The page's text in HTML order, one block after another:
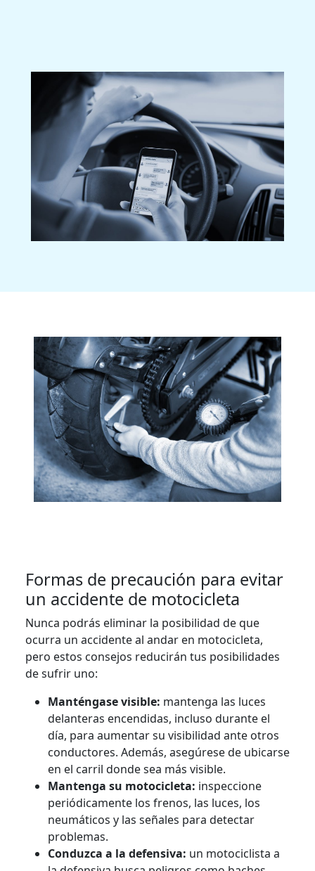
Formas de precaución para evitar
un accidente de motocicleta
Nunca podrás eliminar la posibilidad de que
ocurra un accidente al andar en motocicleta,
pero estos consejos reducirán tus posibilidades
de sufrir uno:
Manténgase visible: mantenga las luces
delanteras encendidas, incluso durante el
día, para aumentar su visibilidad ante otros
conductores. Además, asegúrese de ubicarse
en el carril donde sea más visible.
Mantenga su motocicleta: inspeccione
periódicamente los frenos, las luces, los
neumáticos y las señales para detectar
problemas.
Conduzca a la defensiva: un motociclista a